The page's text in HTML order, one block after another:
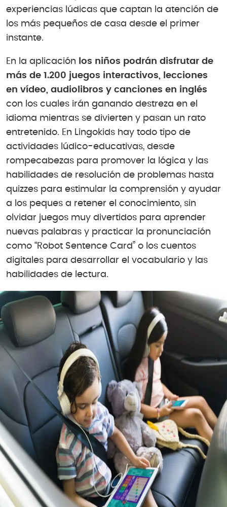
experiencias lúdicas que captan la atención de
los más pequeños de casa desde el primer
instante.
En la aplicación
los niños podrán disfrutar de
más de 1.200 juegos interactivos, lecciones
en vídeo, audiolibros y canciones en inglés
con los cuales irán ganando destreza en el
idioma mientras se divierten y pasan un rato
entretenido. En Lingokids hay todo tipo de
actividades lúdico-educativas, desde
rompecabezas para promover la lógica y las
habilidades de resolución de problemas hasta
quizzes para estimular la comprensión y ayudar
a los peques a retener el conocimiento, sin
olvidar juegos muy divertidos para aprender
nuevas palabras y practicar la pronunciación
como “Robot Sentence Card” o los cuentos
digitales para desarrollar el vocabulario y las
habilidades de lectura.